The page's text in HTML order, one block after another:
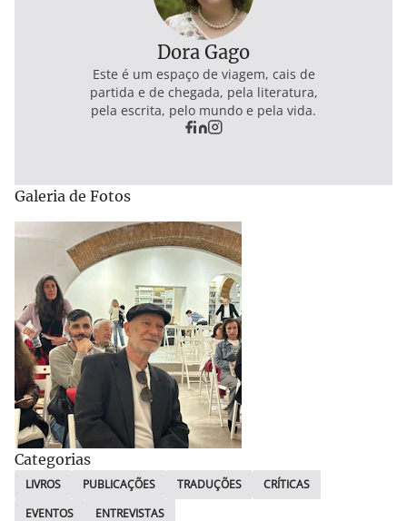
Dora Gago
Este é um espaço de viagem, cais de
partida e de chegada, pela literatura,
pela escrita, pelo mundo e pela vida.
Galeria de Fotos
Categorias
LIVROS PUBLICAÇÕES TRADUÇÕES
CRÍTICAS
EVENTOS
ENTREVISTAS